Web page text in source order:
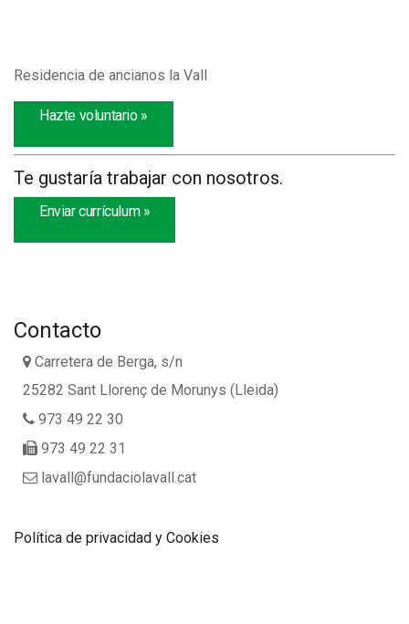
Residencia de ancianos la Vall
Hazte voluntario »
Te gustaría trabajar con nosotros.
Enviar currículum »
Contacto
Carretera de Berga, s/n
25282 Sant Llorenç de Morunys (Lleida)
973 49 22 30
973 49 22 31
lavall@fundaciolavall.cat
Política de privacidad y Cookies